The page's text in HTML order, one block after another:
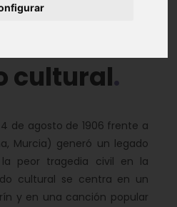
cultural
de agosto de 1906 frente a
Murcia) generó un legado
peor tragedia civil en la
cultural se centra en un
y en una canción popular